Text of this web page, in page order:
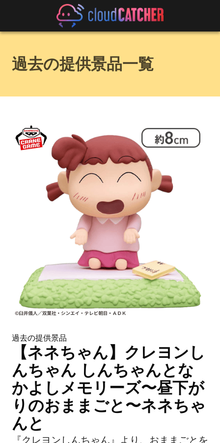
過去の提供景品一覧
過去の提供景品
【ネネちゃん】クレヨンし
んちゃん しんちゃんとな
かよしメモリーズ〜昼下が
りのおままごと〜ネネちゃ
んと
『クレヨンしんちゃん』より、おままごとを